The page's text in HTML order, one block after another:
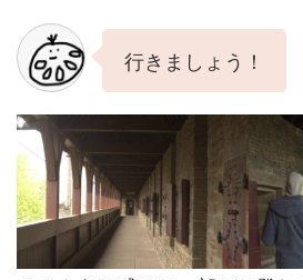
行きましょう！